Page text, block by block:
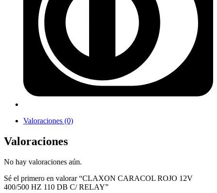
Valoraciones (0)
Valoraciones
No hay valoraciones aún.
Sé el primero en valorar “CLAXON CARACOL ROJO 12V
400/500 HZ 110 DB C/ RELAY”